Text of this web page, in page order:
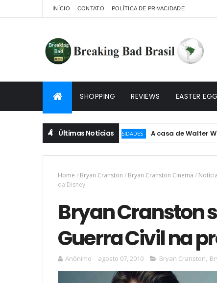
INÍCIO CONTATO POLÍTICA DE PRIVACIDADE
SHOPPING REVIEWS EASTER
Últimas Notícias
CURIOSIDADES A casa de Walter White
Home / Bryan Cranston / Bryan Cranston Cinema /
da Disney
Bryan Cranston
Guerra Civil na
Anônimo agosto 07, 2010 Bryan Cranston,